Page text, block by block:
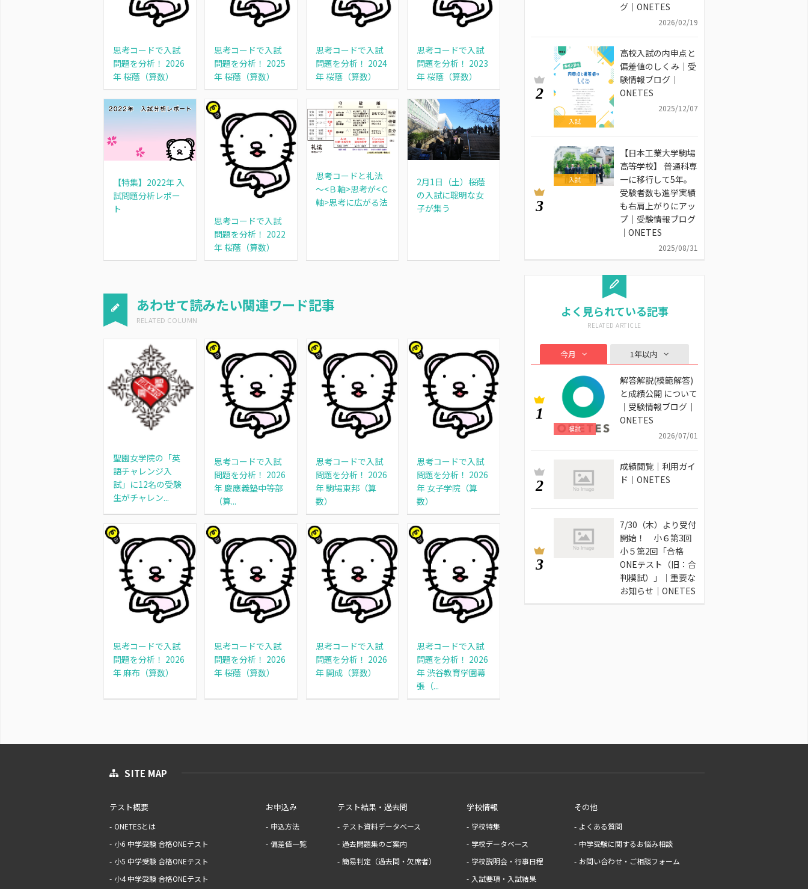
思考コードで入試
問題を分析！ 2026
年 桜蔭（算数）
思考コードで入試
問題を分析！ 2025
年 桜蔭（算数）
思考コードで入試
問題を分析！ 2024
年 桜蔭（算数）
思考コードで入試
問題を分析！ 2023
年 桜蔭（算数）
【特集】2022年 入
試問題分析レポー
ト
思考コードで入試
問題を分析！ 2022
年 桜蔭（算数）
思考コードと礼法
～<Ｂ軸>思考が<Ｃ
軸>思考に広がる法
2月1日（土）桜蔭
の入試に聡明な女
子が集う
あわせて読みたい関連ワード記事
聖園女学院の「英
語チャレンジ入
試」に12名の受験
生がチャレン...
思考コードで入試
問題を分析！ 2026
年 慶應義塾中等部
（算...
思考コードで入試
問題を分析！ 2026
年 駒場東邦（算
数）
思考コードで入試
問題を分析！ 2026
年 女子学院（算
数）
思考コードで入試
問題を分析！ 2026
年 麻布（算数）
思考コードで入試
問題を分析！ 2026
年 桜蔭（算数）
思考コードで入試
問題を分析！ 2026
年 開成（算数）
思考コードで入試
問題を分析！ 2026
年 渋谷教育学園幕
張（...
グ｜ONETES
2026/02/19
2
入試
高校入試の内申点と
偏差値のしくみ｜受
験情報ブログ｜
ONETES
2025/12/07
3
入試
【日本工業大学駒場
高等学校】 普通科専
一に移行して5年。
受験者数も進学実績
も右肩上がりにアッ
プ｜受験情報ブログ
｜ONETES
2025/08/31
よく見られている記事
今月 1年以内
1
模試
解答解説(模範解答)
と成績公開 について
｜受験情報ブログ｜
ONETES
2026/07/01
2
成績閲覧｜利用ガイ
ド｜ONETES
3
7/30（木）より受付
開始！ 小６第3回
小５第2回「合格
ONEテスト（旧：合
判模試）」｜重要な
お知らせ｜ONETES
SITE MAP
テスト概要
ONETESとは
小6 中学受験 合格ONEテスト
小5 中学受験 合格ONEテスト
小4 中学受験 合格ONEテスト
お申込み
申込方法
偏差値一覧
テスト結果・過去問
テスト資料データベース
過去問題集のご案内
簡易判定（過去問・欠席者）
学校情報
学校特集
学校データベース
学校説明会・行事日程
入試要項・入試結果
その他
よくある質問
中学受験に関するお悩み相談
お問い合わせ・ご相談フォーム